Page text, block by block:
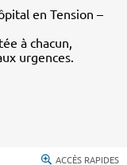
en Tension –
à chacun,
urgences.
ACCÈS RAPIDES